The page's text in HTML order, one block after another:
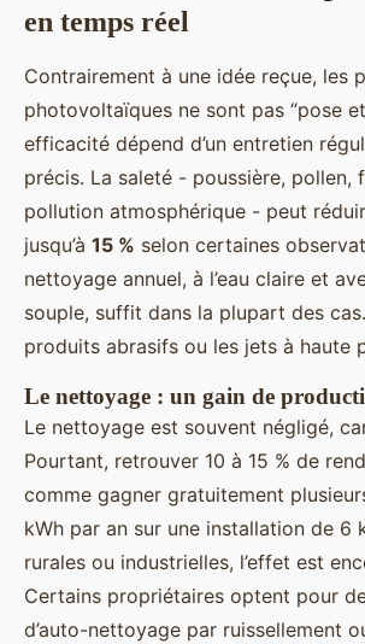
en temps réel
Contrairement à une idée reçue, les
photovoltaïques ne sont pas “pose
efficacité dépend d’un entretien
précis. La saleté - poussière, pollen,
pollution atmosphérique - peut
jusqu’à 15 % selon certaines
nettoyage annuel, à l’eau claire et
souple, suffit dans la plupart des
produits abrasifs ou les jets à haute
Le nettoyage : un gain de
Le nettoyage est souvent négligé,
Pourtant, retrouver 10 à 15 % de
comme gagner gratuitement
kWh par an sur une installation de 6
rurales ou industrielles, l’effet est
Certains propriétaires optent pour
d’auto-nettoyage par ruissellement